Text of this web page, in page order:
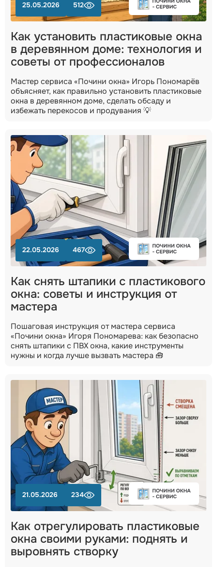
25.05.2026 512
Как установить пластиковые окна
в деревянном доме: технология и
советы от профессионалов
Мастер сервиса «Почини окна» Игорь Пономарёв
объясняет, как правильно установить пластиковые
окна в деревянном доме, сделать обсаду и
избежать перекосов и продувания 💡
22.05.2026 467
Как снять штапики с пластикового
окна: советы и инструкция от
мастера
Пошаговая инструкция от мастера сервиса
«Почини окна» Игоря Пономарева: как безопасно
снять штапики с ПВХ окна, какие инструменты
нужны и когда лучше вызвать мастера 🧰
21.05.2026 234
Как отрегулировать пластиковые
окна своими руками: поднять и
выровнять створку